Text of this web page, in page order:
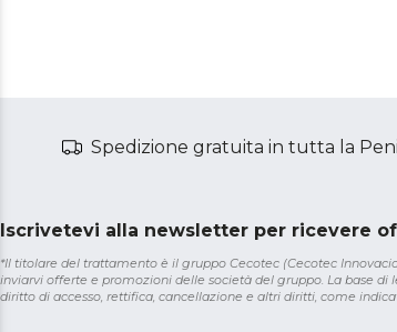
Spedizione gratuita in tutta la
Iscrivetevi alla newsletter per ricevere
*Il titolare del trattamento è il gruppo Cecotec (Cecotec
inviarvi offerte e promozioni delle società del gruppo. La base
diritto di accesso, rettifica, cancellazione e altri diritti, come